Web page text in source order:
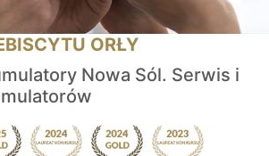
ORŁY
Nowa Sól. Serwis i